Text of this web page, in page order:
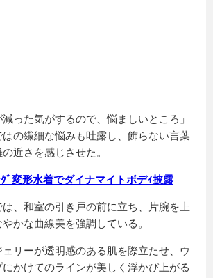
った気がするので、悩ましいところ」
はの繊細な悩みも吐露し、飾らない言葉
近さを感じさせた。
ﾞ変形水着でダイナマイトボデｨ披露
、和室の引き戸の前に立ち、片腕を上
かな曲線美を強調している。
リーが透明感のある肌を際立たせ、ウ
かけてのラインが美しく浮かび上がる